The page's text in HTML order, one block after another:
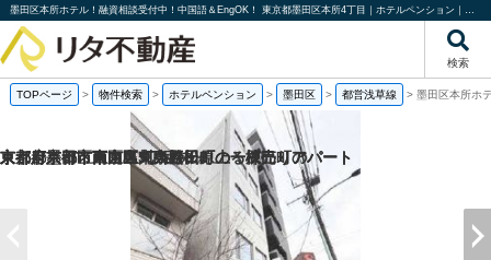
墨田区本所ホテル！融資相談受付中！中国語＆EngOK！ 東京都墨田区本所4丁目｜ホテルペンション｜株式会社リタ不動産
検索
TOPページ > 物件検索 > ホテルペンション > 墨田区 > 都営浅草線 > 墨田区本所ホ
京都府京都市西京区川島野田町の一棟売りアパート
京都府京都市東山区東大路松原上る辰巳町の
京都府京都市南区東九条松田町の一棟売りアパート
東京都墨田区東向島5丁目の